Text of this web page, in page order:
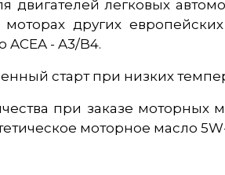
двигателей легковых
других
- A3/B4.
старт при низких
при заказе моторных
моторное масло